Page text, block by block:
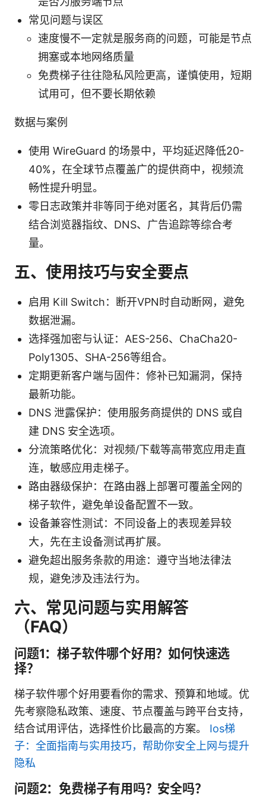
常见问题与误区
速度慢不一定就是服务商的问题，可能是节点
拥塞或本地网络质量
免费梯子往往隐私风险更高，谨慎使用，短期
试用可，但不要长期依赖
数据与案例
使用 WireGuard 的场景中，平均延迟降低20-
40%，在全球节点覆盖广的提供商中，视频流
畅性提升明显。
零日志政策并非等同于绝对匿名，其背后仍需
结合浏览器指纹、DNS、广告追踪等综合考
量。
五、使用技巧与安全要点
启用 Kill Switch：断开VPN时自动断网，避免
数据泄漏。
选择强加密与认证：AES-256、ChaCha20-
Poly1305、SHA-256等组合。
定期更新客户端与固件：修补已知漏洞，保持
最新功能。
DNS 泄露保护：使用服务商提供的 DNS 或自
建 DNS 安全选项。
分流策略优化：对视频/下载等高带宽应用走直
连，敏感应用走梯子。
路由器级保护：在路由器上部署可覆盖全网的
梯子软件，避免单设备配置不一致。
设备兼容性测试：不同设备上的表现差异较
大，先在主设备测试再扩展。
避免超出服务条款的用途：遵守当地法律法
规，避免涉及违法行为。
六、常见问题与实用解答
（FAQ）
问题1：梯子软件哪个好用？如何快速选
择？
梯子软件哪个好用要看你的需求、预算和地域。优
先考察隐私政策、速度、节点覆盖与跨平台支持，
结合试用评估，选择性价比最高的方案。 Ios梯
子：全面指南与实用技巧，帮助你安全上网与提升
隐私
问题2：免费梯子有用吗？安全吗？